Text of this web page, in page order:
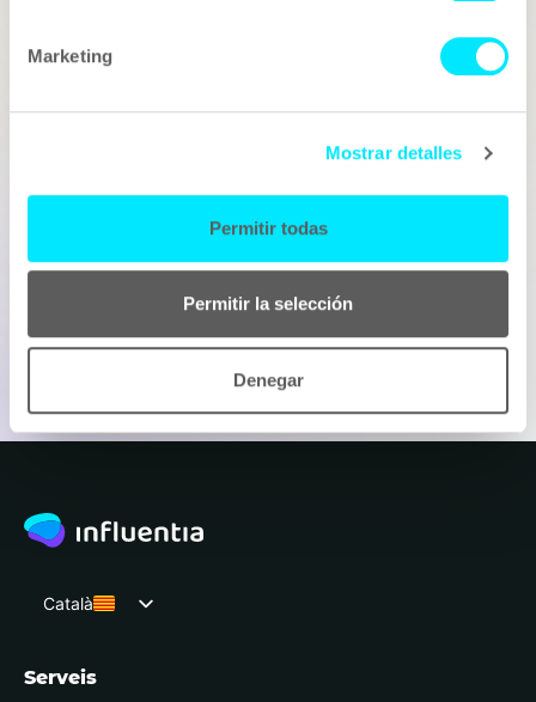
Marketing
Mostrar detalles
Permitir todas
Permitir la selección
Denegar
Correu electrònic
Què tens en ment?
Enviar
Català
Serveis